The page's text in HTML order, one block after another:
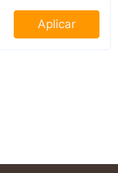
Aplicar